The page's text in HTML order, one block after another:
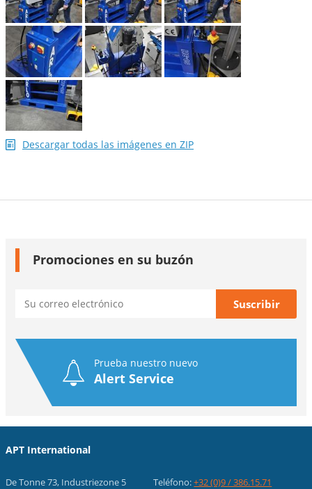
Descargar todas las imágenes en ZIP
Promociones en su buzón
Prueba nuestro nuevo
Alert Service
APT International
De Tonne 73, Industriezone 5
Teléfono:+32 (0)9 / 386.15.71